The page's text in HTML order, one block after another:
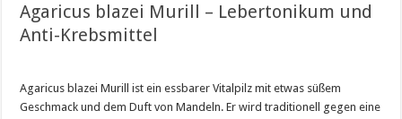
Agaricus blazei Murill – Lebertonikum und
Anti-Krebsmittel
Agaricus blazei Murill ist ein essbarer Vitalpilz mit etwas süßem
Geschmack und dem Duft von Mandeln. Er wird traditionell gegen eine